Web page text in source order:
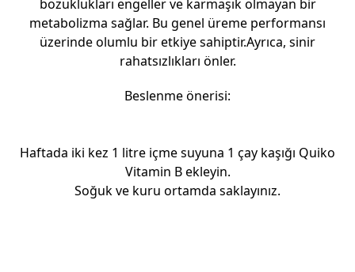
bozuklukları engeller ve karmaşık olmayan bir
metabolizma sağlar. Bu genel üreme performansı
üzerinde olumlu bir etkiye sahiptir.Ayrıca, sinir
rahatsızlıkları önler.
Beslenme önerisi:
Haftada iki kez 1 litre içme suyuna 1 çay kaşığı Quiko
Vitamin B ekleyin.
Soğuk ve kuru ortamda saklayınız.